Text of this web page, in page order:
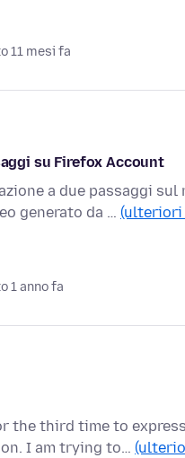
11 mesi fa
su Firefox Account
a due passaggi
generato da … (ulteriori
1 anno fa
the third time to
I am trying to…